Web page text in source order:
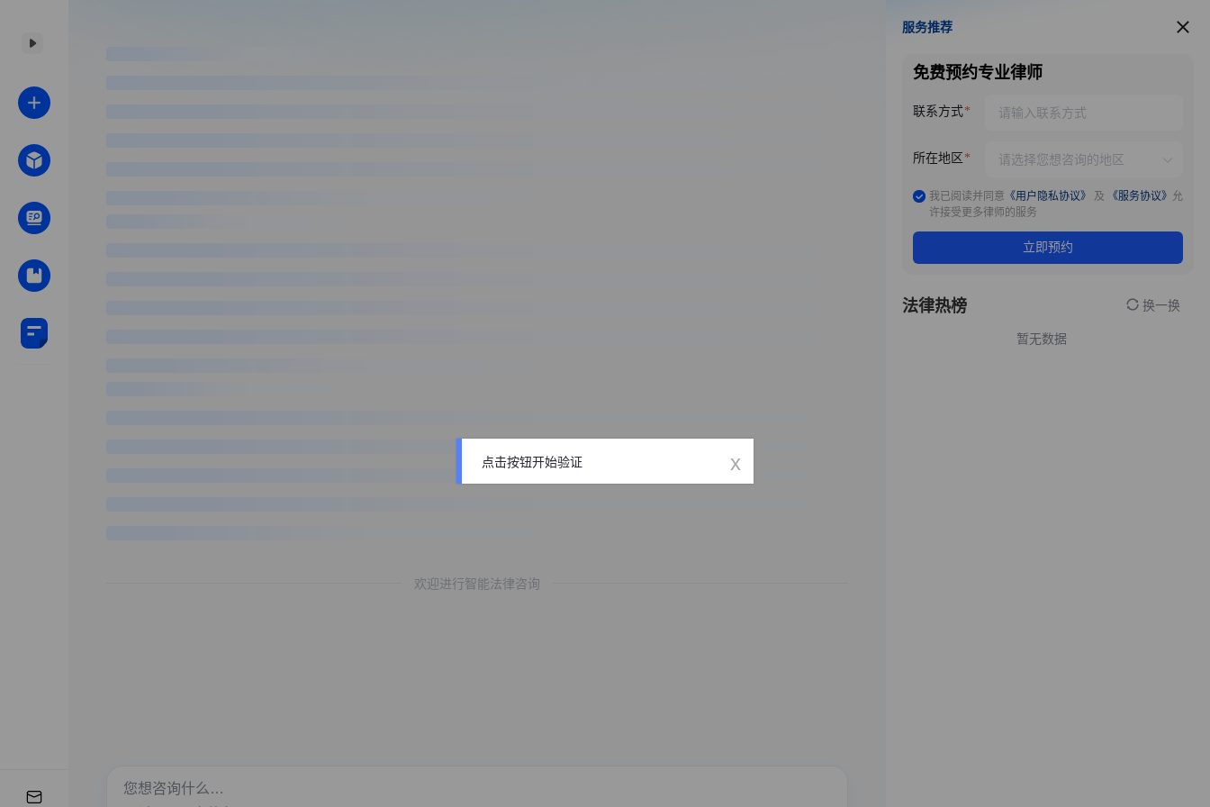
欢迎进行智能法律咨询
服务推荐
服务推荐
免费预约专业律师
联系方式
所在地区
我已阅读并同意 《用户隐私协议》 及 《服务协议》 允
许接受更多律师的服务
立即预约
法律热榜 换一换
暂无数据
点击按钮开始验证 x